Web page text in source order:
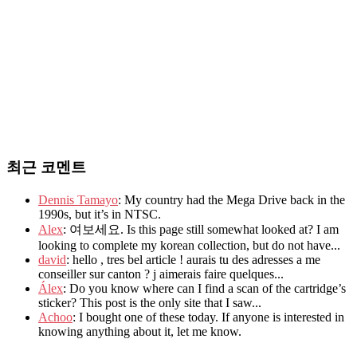
최근 코멘트
Dennis Tamayo: My country had the Mega Drive back in the
1990s, but it’s in NTSC.
Alex: 여보세요. Is this page still somewhat looked at? I am
looking to complete my korean collection, but do not have...
david: hello , tres bel article ! aurais tu des adresses a me
conseiller sur canton ? j aimerais faire quelques...
Álex: Do you know where can I find a scan of the cartridge’s
sticker? This post is the only site that I saw...
Achoo: I bought one of these today. If anyone is interested in
knowing anything about it, let me know.